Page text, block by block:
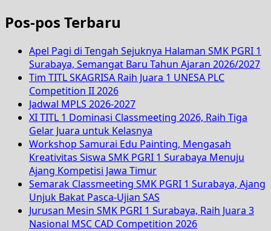
Pos-pos Terbaru
Apel Pagi di Tengah Sejuknya Halaman SMK PGRI 1
Surabaya, Semangat Baru Tahun Ajaran 2026/2027
Tim TITL SKAGRISA Raih Juara 1 UNESA PLC
Competition II 2026
Jadwal MPLS 2026-2027
XI TITL 1 Dominasi Classmeeting 2026, Raih Tiga
Gelar Juara untuk Kelasnya
Workshop Samurai Edu Painting, Mengasah
Kreativitas Siswa SMK PGRI 1 Surabaya Menuju
Ajang Kompetisi Jawa Timur
Semarak Classmeeting SMK PGRI 1 Surabaya, Ajang
Unjuk Bakat Pasca-Ujian SAS
Jurusan Mesin SMK PGRI 1 Surabaya, Raih Juara 3
Nasional MSC CAD Competition 2026